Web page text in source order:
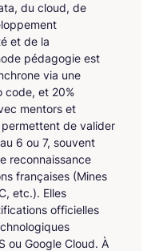
du cloud, de
et de la
pédagogie est
via une
code, et 20%
mentors et
de valider
6 ou 7, souvent
reconnaissance
françaises (Mines
etc.). Elles
officielles
ou Google Cloud. À